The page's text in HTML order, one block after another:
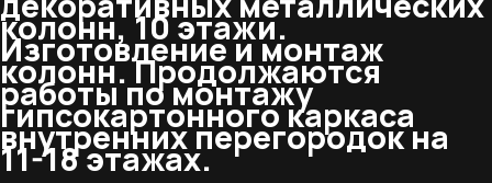
колонн, 10 этажи.
Изготовление и монтаж
колонн. Продолжаются
работы по монтажу
гипсокартонного каркаса
внутренних перегородок на
11-18 этажах.